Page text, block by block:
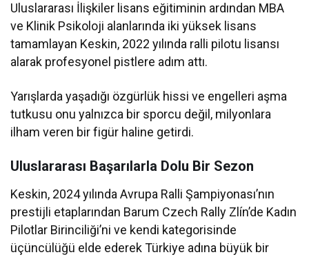
Uluslararası İlişkiler lisans eğitiminin ardından MBA
ve Klinik Psikoloji alanlarında iki yüksek lisans
tamamlayan Keskin, 2022 yılında ralli pilotu lisansı
alarak profesyonel pistlere adım attı.
Yarışlarda yaşadığı özgürlük hissi ve engelleri aşma
tutkusu onu yalnızca bir sporcu değil, milyonlara
ilham veren bir figür haline getirdi.
Uluslararası Başarılarla Dolu Bir Sezon
Keskin, 2024 yılında Avrupa Ralli Şampiyonası’nın
prestijli etaplarından Barum Czech Rally Zlín’de Kadın
Pilotlar Birinciliği’ni ve kendi kategorisinde
üçüncülüğü elde ederek Türkiye adına büyük bir